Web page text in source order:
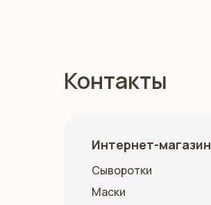
Контакты
Интернет-магазин
Сыворотки
Маски